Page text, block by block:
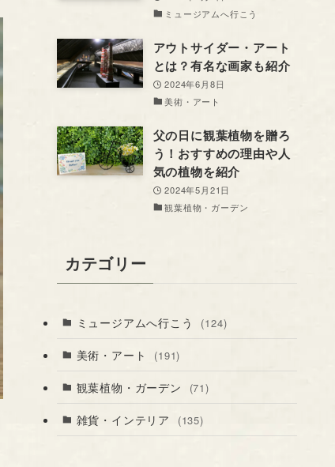
ミュージアムへ行こう
アウトサイダー・アート
とは？有名な画家も紹介
2024年6月8日
美術・アート
父の日に観葉植物を贈ろ
う！おすすめの理由や人
気の植物を紹介
2024年5月21日
観葉植物・ガーデン
カテゴリー
ミュージアムへ行こう (124)
美術・アート (191)
観葉植物・ガーデン (71)
雑貨・インテリア (135)